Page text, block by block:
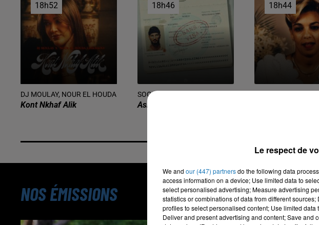
18h52
18h52
DJ MOULAY, NOUR EL HOUDA
Kont Nkhaf Alik
18h46
18h46
SOOLKING, REYNMEN
Askim
18h44
18h44
NOS ÉMISSIONS
Le respect de
We and our (447) partnersdo the following data
access information on a device; Use limited data to
select personalised advertising; Measure advertising
statistics or combinations of data from different
profiles to select personalised content; Use limited
Deliver and present advertising and content; Save and